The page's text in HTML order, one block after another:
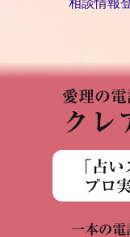
愛理の電
クレ
「占
プロ
一本の電